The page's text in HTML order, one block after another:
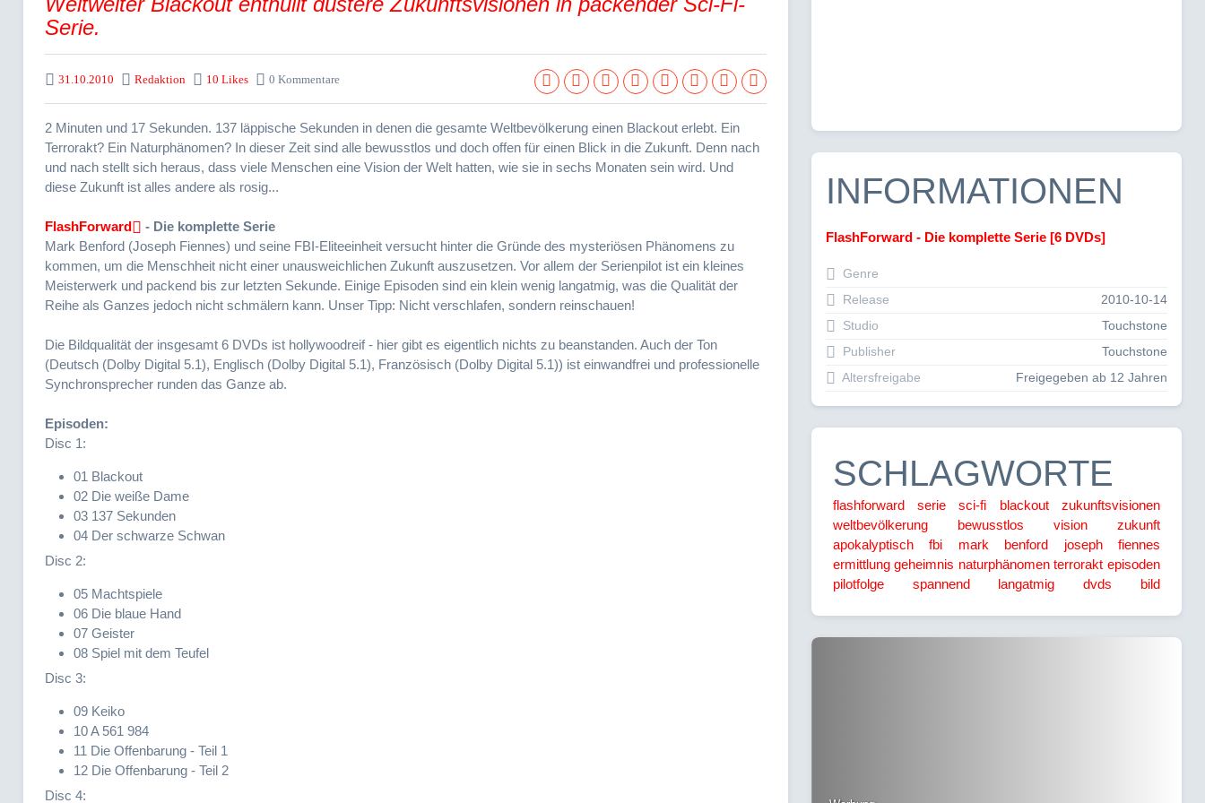
Serie.
31.10.2010 Redaktion 10 Likes 0 Kommentare
2 Minuten und 17 Sekunden. 137 läppische Sekunden in denen die gesamte Weltbevölkerung einen Blackout erlebt. Ein
Terrorakt? Ein Naturphänomen? In dieser Zeit sind alle bewusstlos und doch offen für einen Blick in die Zukunft. Denn nach
und nach stellt sich heraus, dass viele Menschen eine Vision der Welt hatten, wie sie in sechs Monaten sein wird. Und
diese Zukunft ist alles andere als rosig...
FlashForward
- Die komplette Serie
Mark Benford (Joseph Fiennes) und seine FBI-Eliteeinheit versucht hinter die Gründe des mysteriösen Phänomens zu
kommen, um die Menschheit nicht einer unausweichlichen Zukunft auszusetzen. Vor allem der Serienpilot ist ein kleines
Meisterwerk und packend bis zur letzten Sekunde. Einige Episoden sind ein klein wenig langatmig, was die Qualität der
Reihe als Ganzes jedoch nicht schmälern kann. Unser Tipp: Nicht verschlafen, sondern reinschauen!
Die Bildqualität der insgesamt 6 DVDs ist hollywoodreif - hier gibt es eigentlich nichts zu beanstanden. Auch der Ton
(Deutsch (Dolby Digital 5.1), Englisch (Dolby Digital 5.1), Französisch (Dolby Digital 5.1)) ist einwandfrei und professionelle
Synchronsprecher runden das Ganze ab.
Episoden:
Disc 1:
01 Blackout
02 Die weiße Dame
03 137 Sekunden
04 Der schwarze Schwan
Disc 2:
05 Machtspiele
06 Die blaue Hand
07 Geister
08 Spiel mit dem Teufel
Disc 3:
09 Keiko
10 A 561 984
11 Die Offenbarung - Teil 1
12 Die Offenbarung - Teil 2
Disc 4:
INFORMATIONEN
FlashForward - Die komplette Serie [6 DVDs]
Genre
Release
2010-10-14
Studio
Touchstone
Publisher
Touchstone
Altersfreigabe
Freigegeben ab 12 Jahren
SCHLAGWORTE
flashforward serie sci-fi blackout
zukunftsvisionen
weltbevölkerung
bewusstlos vision
zukunft
apokalyptisch
fbi mark benford
joseph fiennes
ermittlung geheimnis naturphänomen terrorakt episoden
pilotfolge
spannend langatmig dvds bild